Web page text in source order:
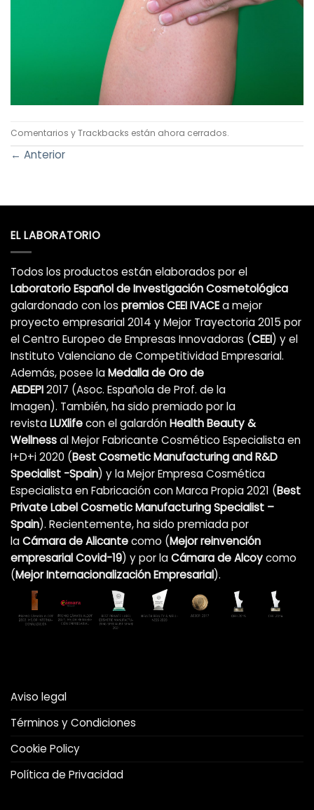
Comentarios y Trackbacks están ahora cerrados.
← Anterior
EL LABORATORIO
Todos los productos están elaborados por el
Laboratorio Español de Investigación Cosmetológica
galardonado con los premios CEEI IVACEa mejor
proyecto empresarial 2014 y Mejor Trayectoria 2015 por
el Centro Europeo de Empresas Innovadoras (CEEI) y el
Instituto Valenciano de Competitividad Empresarial.
Además, posee laMedalla de Oro de
AEDEPI2017 (Asoc. Española de Prof. de la
Imagen). También, ha sido premiado por la
revistaLUXlifecon el galardónHealth Beauty &
Wellnessal Mejor Fabricante Cosmético Especialista en
I+D+i 2020 (Best Cosmetic Manufacturing and R&D
Specialist -Spain) y la Mejor Empresa Cosmética
Especialista en Fabricación con Marca Propia 2021 (Best
Private Label Cosmetic Manufacturing Specialist –
Spain). Recientemente, ha sido premiada por
laCámara de Alicantecomo (Mejor reinvención
empresarial Covid-19) y por laCámara de Alcoycomo
(Mejor Internacionalización Empresarial).
Aviso legal
Términos y Condiciones
Cookie Policy
Política de Privacidad